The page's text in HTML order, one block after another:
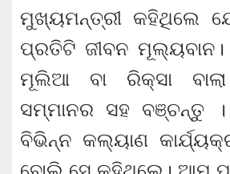
ମୁଖ୍ୟମନ୍ତ୍ରୀ କହିଥିଲେ
ପ୍ରତିଟି ଜୀବନ ମୂଲ୍ୟବାନ।
ମୂଲିଆ ବା ରିକ୍‌ସା
ସମ୍ମାନର ସହ ବଞ୍ଚନ୍ତୁ ।
ବିଭିନ୍ନ କଲ୍ୟାଣ